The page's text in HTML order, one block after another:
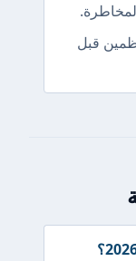
قبل